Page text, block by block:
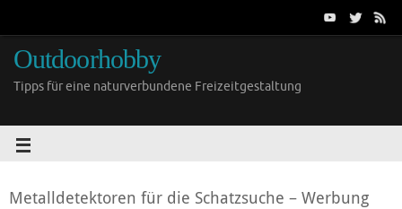
Outdoorhobby
Tipps für eine naturverbundene Freizeitgestaltung
Metalldetektoren für die Schatzsuche – Werbung